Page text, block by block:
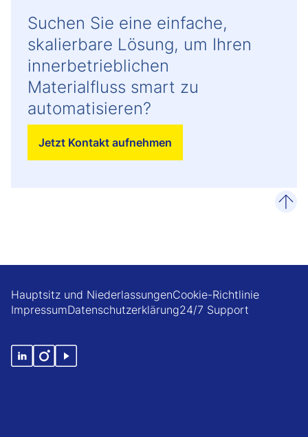
Suchen Sie eine einfache,
skalierbare Lösung, um Ihren
innerbetrieblichen
Materialfluss smart zu
automatisieren?
Jetzt Kontakt aufnehmen
Hauptsitz und NiederlassungenCookie-Richtlinie
ImpressumDatenschutzerklärung24/7 Support